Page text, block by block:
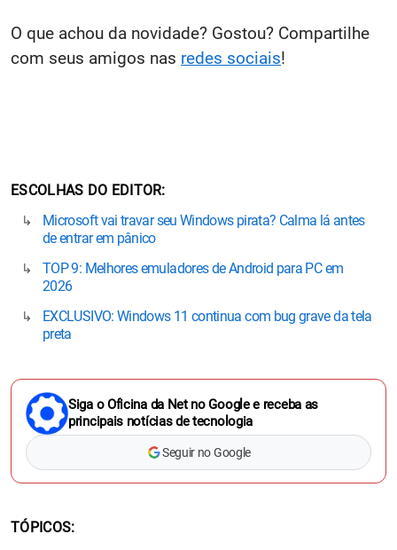
O que achou da novidade? Gostou? Compartilhe
com seus amigos nas redes sociais!
ESCOLHAS DO EDITOR
Microsoft vai travar seu Windows pirata? Calma lá antes
de entrar em pânico
TOP 9: Melhores emuladores de Android para PC em
2026
EXCLUSIVO: Windows 11 continua com bug grave da tela
preta
Siga o Oficina da Net no Google e receba as
principais notícias de tecnologia
Seguir no Google
TÓPICOS